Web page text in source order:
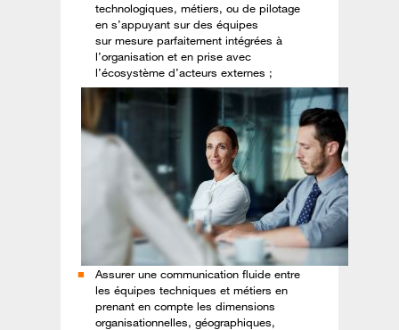
technologiques, métiers, ou de pilotage
en s’appuyant sur des équipes
sur mesure parfaitement intégrées à
l’organisation et en prise avec
l’écosystème d’acteurs externes ;
Assurer une communication fluide entre
les équipes techniques et métiers en
prenant en compte les dimensions
organisationnelles, géographiques,